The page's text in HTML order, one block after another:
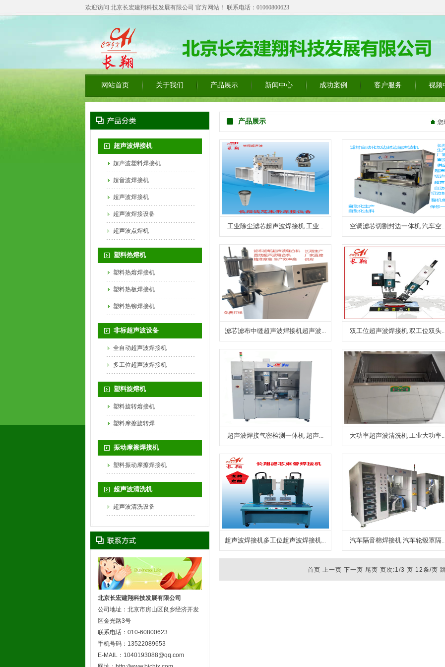
欢迎访问 北京长宏建翔科技发展有限公司 官方网站！ 联系电话：01060800623
网站首页 关于我们 产品展示 新闻中心 成功案例 客户服务 视频
超声波焊接机
超声波塑料焊接机
超音波焊接机
超声波焊接机
超声波焊接设备
超声波点焊机
塑料热熔机
塑料热熔焊接机
塑料热板焊接机
塑料热铆焊接机
非标超声波设备
全自动超声波焊接机
多工位超声波焊接机
塑料旋熔机
塑料旋转熔接机
塑料摩擦旋转焊
振动摩擦焊接机
塑料振动摩擦焊接机
超声波清洗机
超声波清洗设备
北京长宏建翔科技发展有限公司
公司地址：北京市房山区良乡经济开发
区金光路3号
联系电话：010-60800623
手机号码：13522089653
E-MAIL：1040193088@qq.com
产品展示 您
工业除尘滤芯超声波焊接机 工业... 空调滤芯切割封边一体机 汽车空
滤芯滤布中缝超声波焊接机超声波... 双工位超声波焊接机 双工位双头
超声波焊接气密检测一体机 超声... 大功率超声波清洗机 工业大功率
超声波焊接机多工位超声波焊接机... 汽车隔音棉焊接机 汽车轮毂罩隔
首页 上一页 下一页 尾页 页次:1/3 页 12条/页